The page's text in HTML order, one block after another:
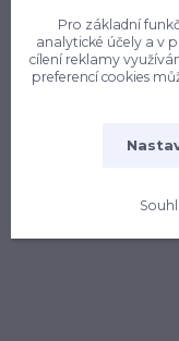
Zboží
NÁUŠNICE ZLATÉ
+420 774 444 475
PO, PÁ: 7.00 - 13.00, ÚT, ST,
Pro základní
analytické účely a v
cílení reklamy
preferencí cookies